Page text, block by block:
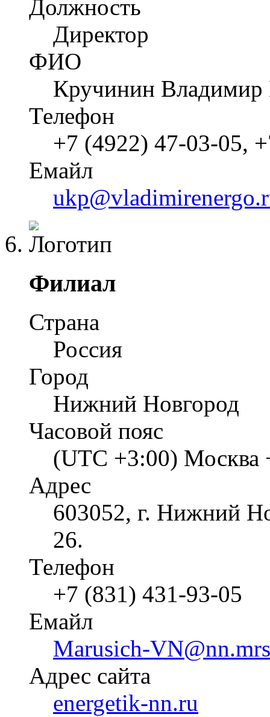
Должность
Директор
ФИО
Кручинин
Телефон
+7 (4922) 47-03-05,
Емайл
Филиал
Страна
Россия
Город
Нижний Новгород
Часовой пояс
(UTC +3:00) Москва
Адрес
603052, г. Нижний
26.
Телефон
+7 (831) 431-93-05
Емайл
Marusich-
Адрес сайта
energetik-nn.ru